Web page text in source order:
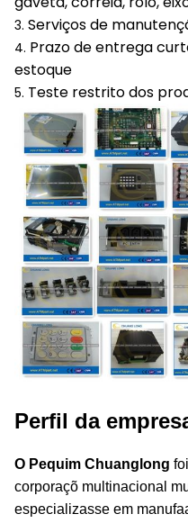
3. Serviços de
4. Prazo de entrega
estoque
5. Teste restrito dos
Perfil da
O Pequim Chuanglong
corporaçõ multinacional
especializasse em